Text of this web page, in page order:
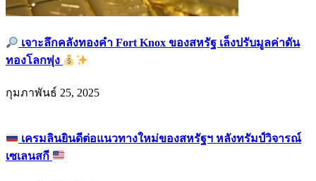
เจาะลึกคลังทองคำ Fort Knox ของสหรัฐ เล็งปรับมูลค่าดัน
ทองโลกพุ่ง
กุมภาพันธ์ 25, 2025
เครมลินยินดีต่อแนวทางใหม่ของสหรัฐฯ หลังทรัมป์วิจารณ์
เซเลนสกี